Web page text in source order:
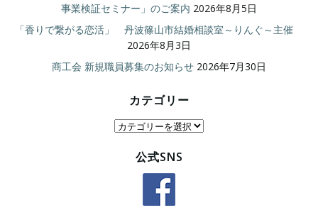
事業検証セミナー」のご案内 2026年8月5日
「香りで繋がる恋活」 丹波篠山市結婚相談室～りんぐ～主催
2026年8月3日
商工会 新規職員募集のお知らせ 2026年7月30日
カテゴリー
カ
公式SNS